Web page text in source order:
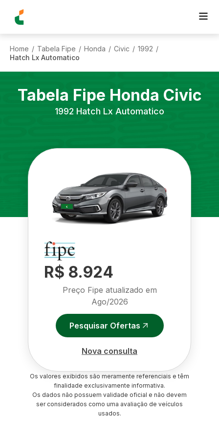
Home / Tabela Fipe / Honda / Civic / 1992 /
Hatch Lx Automatico
Tabela Fipe Honda Civic
1992 Hatch Lx Automatico
R$ 8.924
Preço Fipe atualizado em
Ago/2026
Pesquisar Ofertas
Nova consulta
Os valores exibidos são meramente referenciais e têm
finalidade exclusivamente informativa.
Os dados não possuem validade oficial e não devem
ser considerados como uma avaliação de veículos
usados.